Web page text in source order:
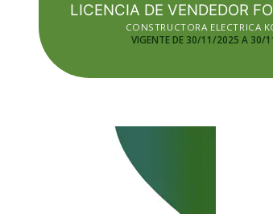
LICENCIA DE VENDEDOR
CONSTRUCTORA ELECTRICA
VIGENTE DE 30/11/2025 A 30/